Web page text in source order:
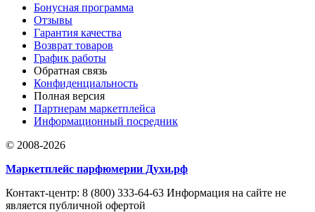
Бонусная программа
Отзывы
Гарантия качества
Возврат товаров
График работы
Обратная связь
Конфиденциальность
Полная версия
Партнерам маркетплейса
Информационный посредник
© 2008-2026
Маркетплейс парфюмерии Духи.рф
Контакт-центр: 8 (800) 333-64-63 Информация на сайте не
является публичной офертой